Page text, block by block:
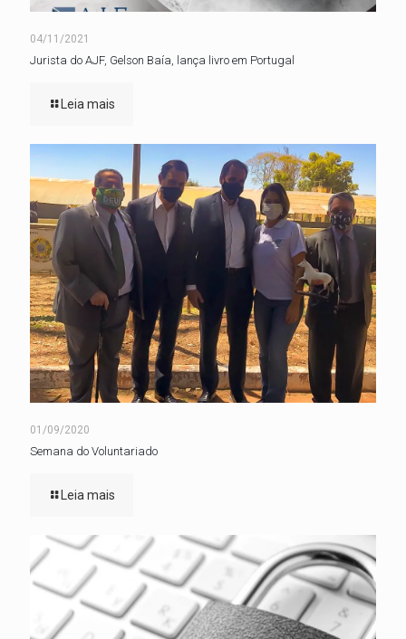
04/11/2021
Jurista do AJF, Gelson Baía, lança livro em Portugal
Leia mais
01/09/2020
Semana do Voluntariado
Leia mais